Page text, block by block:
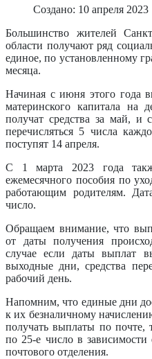
Создано: 10 апреля 2023
Большинство жителей
области получают ряд
единое, по установленному
месяца.
Начиная с июня этого года
материнского капитала
получат средства за май, и
перечисляться 5 числа
поступят 14 апреля.
С 1 марта 2023 года
ежемесячного пособия по
работающим родителям.
число.
Обращаем внимание, что
от даты получения
случае если даты выплат
выходные дни, средства
рабочий день.
Напомним, что единые дни
к их безналичному
получать выплаты по почте,
по 25-е число в
почтового отделения.